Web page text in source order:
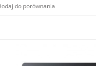
do porównania